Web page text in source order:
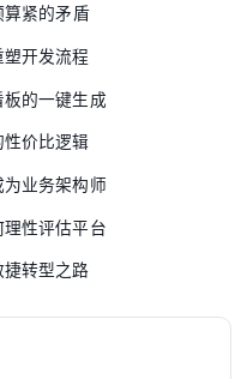
紧的矛盾
开发流程
的一键生成
价比逻辑
业务架构师
性评估平台
转型之路